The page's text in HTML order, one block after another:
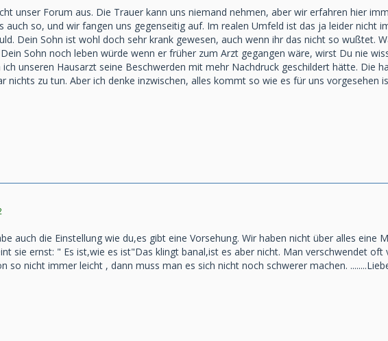
unser Forum aus. Die Trauer kann uns niemand nehmen, aber wir erfahren hier
auch so, und wir fangen uns gegenseitig auf. Im realen Umfeld ist das ja leider nicht
Dein Sohn ist wohl doch sehr krank gewesen, auch wenn ihr das nicht so wußtet.
Sohn noch leben würde wenn er früher zum Arzt gegangen wäre, wirst Du nie
unseren Hausarzt seine Beschwerden mit mehr Nachdruck geschildert hätte. Die
nichts zu tun. Aber ich denke inzwischen, alles kommt so wie es für uns vorgesehen
auch die Einstellung wie du,es gibt eine Vorsehung. Wir haben nicht über alles
sie ernst: " Es ist,wie es ist"Das klingt banal,ist es aber nicht. Man verschwendet
so nicht immer leicht , dann muss man es sich nicht noch schwerer machen.